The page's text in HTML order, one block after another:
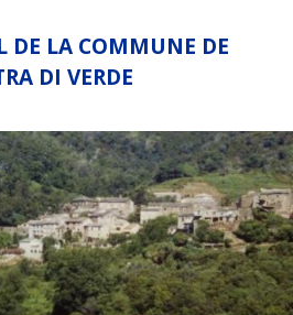
DE LA COMMUNE DE
DI VERDE